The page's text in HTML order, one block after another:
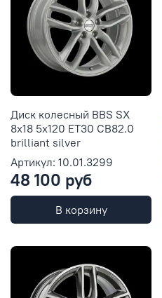
Диск колесный BBS SX
8x18 5x120 ET30 CB82.0
brilliant silver
Артикул: 10.01.3299
48 100 руб
В корзину